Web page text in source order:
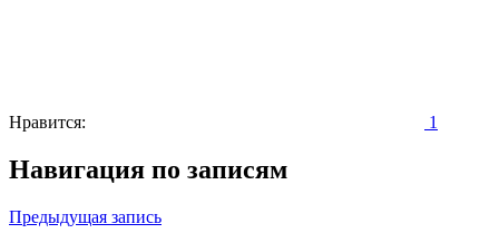
Нравится: 1
Навигация по записям
Предыдущая запись